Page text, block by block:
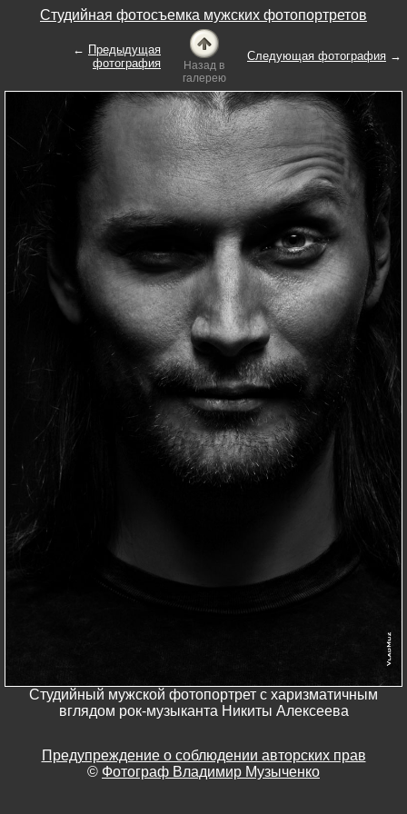
Студийная фотосъемка мужских фотопортретов
← Предыдущая
фотография
Назад в
галерею
Следующая фотография →
Студийный мужской фотопортрет с харизматичным
вглядом рок-музыканта Никиты Алексеева
Предупреждение о соблюдении авторских прав
© Фотограф Владимир Музыченко